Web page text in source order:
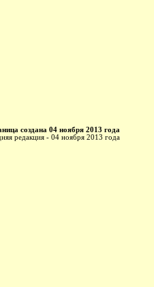
создана 04 ноября 2013 года
редакция - 04 ноября 2013 года